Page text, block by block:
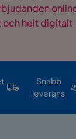
och helt digitalt
Snabb
leverans